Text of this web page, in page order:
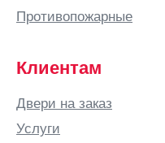
Батайск
Белая
Калитва
Белгород
Белово
Противопожарные
Клиентам
Двери на заказ
Услуги